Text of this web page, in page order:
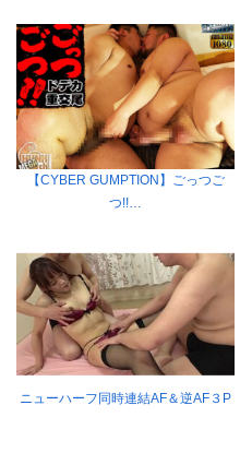
【CYBER GUMPTION】ごっつご
つ!!…
ニューハーフ同時連結AF＆逆AF３P